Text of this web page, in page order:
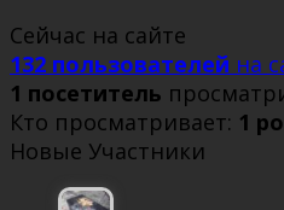
Сейчас на сайте
132 пользователей на
1 посетитель
Кто просматривает: 1
Новые Участники